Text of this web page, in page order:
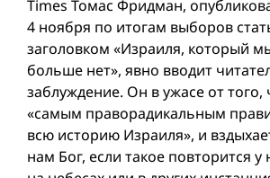
Times Томас Фридман,
4 ноября по итогам выборов
заголовком «Израиля, который
больше нет», явно вводит
заблуждение. Он в ужасе от того,
«самым праворадикальным
всю историю Израиля», и
нам Бог, если такое повторится у